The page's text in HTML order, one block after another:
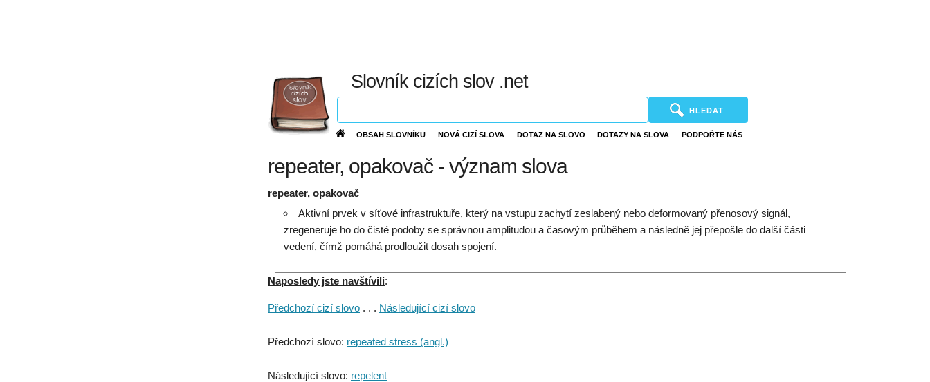
Slovník cizích slov .net
HLEDAT
OBSAH SLOVNÍKU NOVÁ CIZÍ SLOVA DOTAZ NA SLOVO DOTAZY NA SLOVA PODPOŘTE NÁS
repeater, opakovač - význam slova
repeater, opakovač
Aktivní prvek v síťové infrastruktuře, který na vstupu zachytí zeslabený nebo deformovaný přenosový signál,
zregeneruje ho do čisté podoby se správnou amplitudou a časovým průběhem a následně jej přepošle do další části
vedení, čímž pomáhá prodloužit dosah spojení.
Naposledy jste navštívili:
Předchozí cizí slovo . . . Následující cizí slovo
Předchozí slovo: repeated stress (angl.)
Následující slovo: repelent